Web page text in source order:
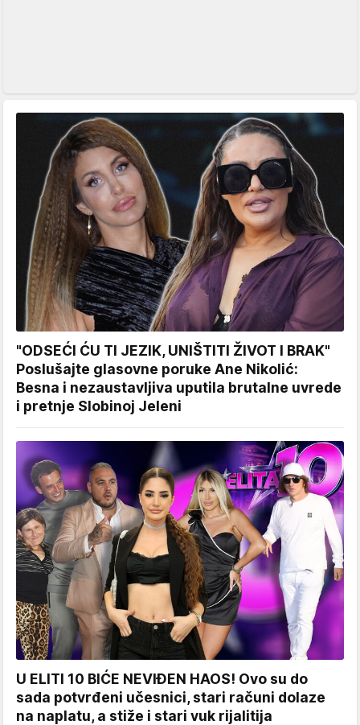
"ODSEĆI ĆU TI JEZIK, UNIŠTITI ŽIVOT I BRAK"
Poslušajte glasovne poruke Ane Nikolić:
Besna i nezaustavljiva uputila brutalne uvrede
i pretnje Slobinoj Jeleni
U ELITI 10 BIĆE NEVIĐEN HAOS! Ovo su do
sada potvrđeni učesnici, stari računi dolaze
na naplatu, a stiže i stari vuk rijalitija